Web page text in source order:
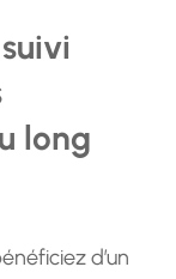
long
d’un